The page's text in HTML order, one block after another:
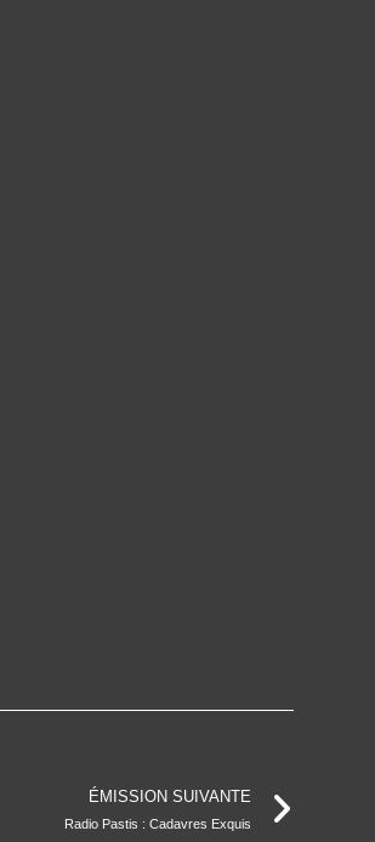
ÉMISSION SUIVANTE
Radio Pastis : Cadavres Exquis